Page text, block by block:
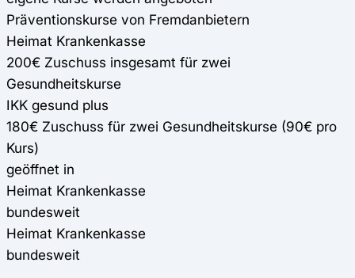
Präventionskurse von Fremdanbietern
Heimat Krankenkasse
200€ Zuschuss insgesamt für zwei
Gesundheitskurse
IKK gesund plus
180€ Zuschuss für zwei Gesundheitskurse (90€ pro
Kurs)
geöffnet in
Heimat Krankenkasse
bundesweit
Heimat Krankenkasse
bundesweit